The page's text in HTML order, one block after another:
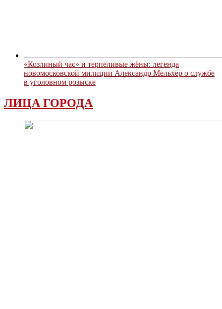
«Козлиный час» и терпеливые жёны: легенда
новомосковской милиции Александр Мельхер о службе
в уголовном розыске
ЛИЦА ГОРОДА